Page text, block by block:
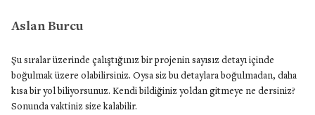
Aslan Burcu
Şu sıralar üzerinde çalıştığınız bir projenin sayısız detayı içinde
boğulmak üzere olabilirsiniz. Oysa siz bu detaylara boğulmadan, daha
kısa bir yol biliyorsunuz. Kendi bildiğiniz yoldan gitmeye ne dersiniz?
Sonunda vaktiniz size kalabilir.